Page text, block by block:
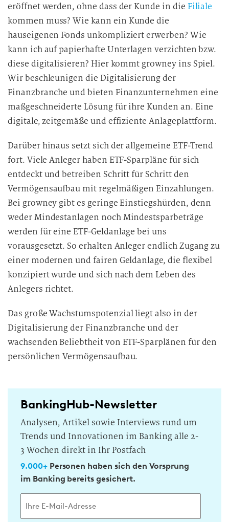
eröffnet werden, ohne dass der Kunde in die Filiale
kommen muss? Wie kann ein Kunde die
hauseigenen Fonds unkompliziert erwerben? Wie
kann ich auf papierhafte Unterlagen verzichten bzw.
diese digitalisieren? Hier kommt growney ins Spiel.
Wir beschleunigen die Digitalisierung der
Finanzbranche und bieten Finanzunternehmen eine
maßgeschneiderte Lösung für ihre Kunden an. Eine
digitale, zeitgemäße und effiziente Anlageplattform.
Darüber hinaus setzt sich der allgemeine ETF-Trend
fort. Viele Anleger haben ETF-Sparpläne für sich
entdeckt und betreiben Schritt für Schritt den
Vermögensaufbau mit regelmäßigen Einzahlungen.
Bei growney gibt es geringe Einstiegshürden, denn
weder Mindestanlagen noch Mindestsparbeträge
werden für eine ETF-Geldanlage bei uns
vorausgesetzt. So erhalten Anleger endlich Zugang zu
einer modernen und fairen Geldanlage, die flexibel
konzipiert wurde und sich nach dem Leben des
Anlegers richtet.
Das große Wachstumspotenzial liegt also in der
Digitalisierung der Finanzbranche und der
wachsenden Beliebtheit von ETF-Sparplänen für den
persönlichen Vermögensaufbau.
BankingHub-Newsletter
Analysen, Artikel sowie Interviews rund um
Trends und Innovationen im Banking alle 2-
3 Wochen direkt in Ihr Postfach
9.000+Personen haben sich den Vorsprung
im Banking bereits gesichert.